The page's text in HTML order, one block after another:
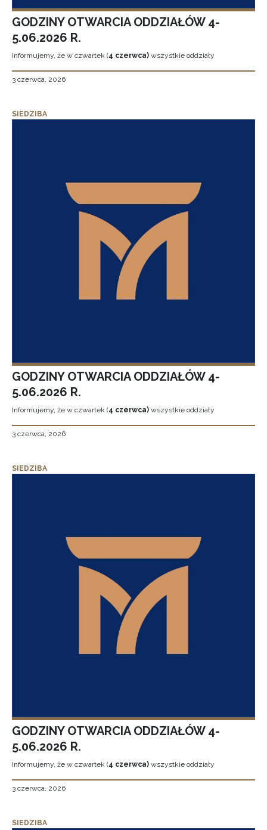
GODZINY OTWARCIA ODDZIAŁÓW 4-
5.06.2026 R.
Informujemy, że w czwartek (4 czerwca) wszystkie oddziały
3 czerwca, 2026
SIEDZIBA
GODZINY OTWARCIA ODDZIAŁÓW 4-
5.06.2026 R.
Informujemy, że w czwartek (4 czerwca) wszystkie oddziały
3 czerwca, 2026
SIEDZIBA
GODZINY OTWARCIA ODDZIAŁÓW 4-
5.06.2026 R.
Informujemy, że w czwartek (4 czerwca) wszystkie oddziały
3 czerwca, 2026
SIEDZIBA